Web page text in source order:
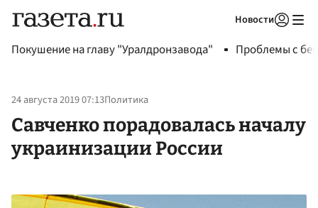
Новости
Покушение на главу "Уралдронзавода" Проблемы с
24 августа 2019 07:13Политика
Савченко порадовалась началу
украинизации России